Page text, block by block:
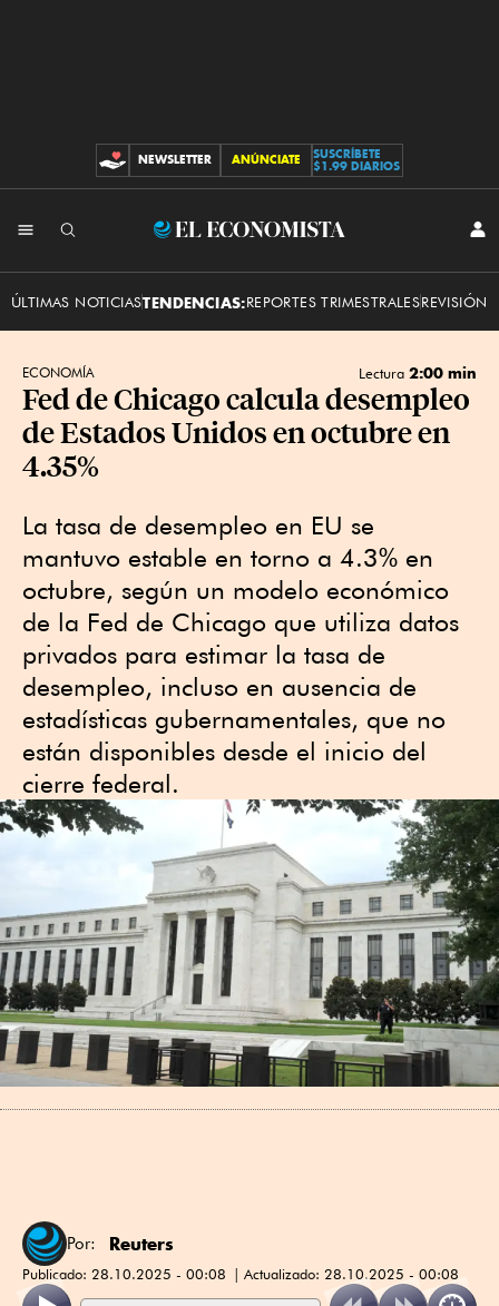
CONTRIBUCIONES
NEWSLETTER ANÚNCIATE
SUSCRÍBETE
$1.99 DIARIOS
El
ÚLTIMAS NOTICIASTENDENCIAS:REPORTES TRIMESTRALESREVISIÓN
ECONOMÍA Lectura 2:00 min
Fed de Chicago calcula desempleo
de Estados Unidos en octubre en
4.35%
La tasa de desempleo en EU se
mantuvo estable en torno a 4.3% en
octubre, según un modelo económico
de la Fed de Chicago que utiliza datos
privados para estimar la tasa de
desempleo, incluso en ausencia de
estadísticas gubernamentales, que no
están disponibles desde el inicio del
cierre federal.
Por: Reuters
Publicado: 28.10.2025 - 00:08 Actualizado: 28.10.2025 - 00:08